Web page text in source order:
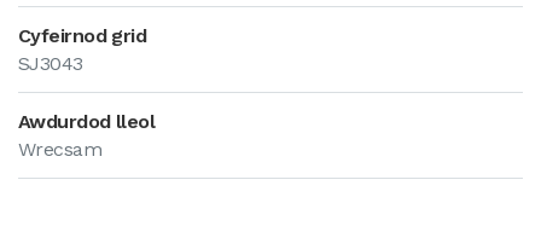
Cyfeirnod grid
SJ3043
Awdurdod lleol
Wrecsam